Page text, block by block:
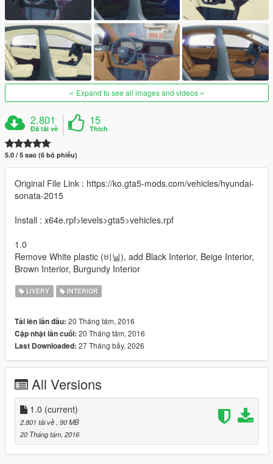
Expand to see all images and videos
2.801
Đã tải về
15
Thích
5.0 / 5 sao (6 bỏ phiếu)
Original File Link : https://ko.gta5-mods.com/vehicles/hyundai-
sonata-2015
Install : x64e.rpf>levels>gta5>vehicles.rpf
1.0
Remove White plastic (비닐), add Black Interior, Beige Interior,
Brown Interior, Burgundy Interior
LIVERY INTERIOR
Tải lên lần đầu: 20 Tháng tám, 2016
Cập nhật lần cuối: 20 Tháng tám, 2016
Last Downloaded: 27 Tháng bảy, 2026
All Versions
1.0 (current)
2.801 tải về , 90 MB
20 Tháng tám, 2016